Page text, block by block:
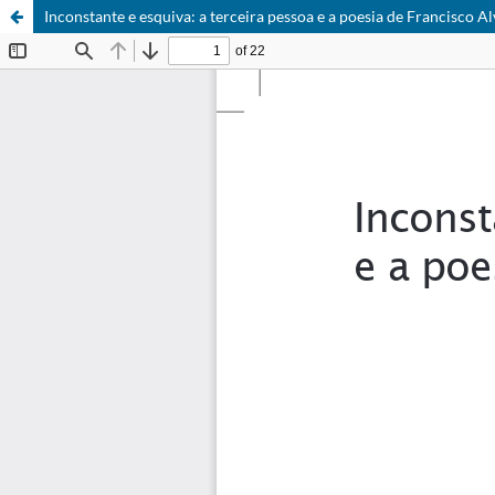
Inconstante e esquiva: a terceira pessoa e a poesia de Francisco